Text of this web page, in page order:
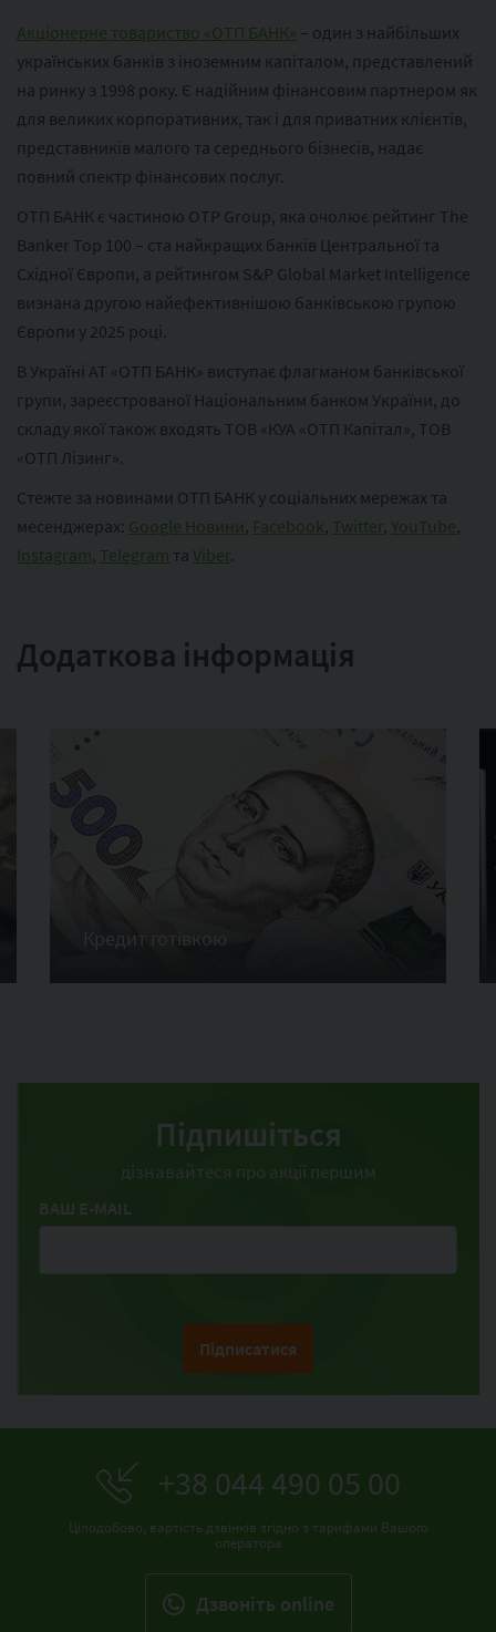
Акціонерне товариство «ОТП БАНК» – один з найбільших
українських банків з іноземним капіталом, представлений
на ринку з 1998 року. Є надійним фінансовим партнером як
для великих корпоративних, так і для приватних клієнтів,
представників малого та середнього бізнесів, надає
повний спектр фінансових послуг.
ОТП БАНК є частиною ОТР Group, яка очолює рейтинг The
Banker Top 100 – ста найкращих банків Центральної та
Східної Європи, а рейтингом S&P Global Market Intelligence
визнана другою найефективнішою банківською групою
Європи у 2025 році.
В Україні АТ «ОТП БАНК» виступає флагманом банківської
групи, зареєстрованої Національним банком України, до
складу якої також входять ТОВ «КУА «ОТП Капітал», ТОВ
«ОТП Лізинг».
Стежте за новинами ОТП БАНК у соціальних мережах та
месенджерах: Google Новини, Facebook, Twitter, YouTube,
Instagram, Telegram та Viber
Додаткова інформація
Кредит готівкою
Підпишіться
дізнавайтеся про акції першим
ВАШ E-MAIL
Підписатися
+38 044 490 05 00
Цілодобово, вартість дзвінків згідно з тарифами Вашого
оператора
Дзвонiть online